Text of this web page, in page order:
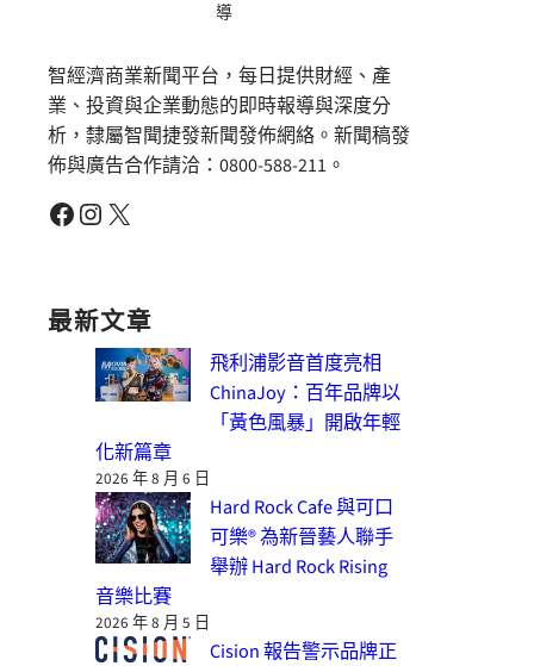
導
智經濟商業新聞平台，每日提供財經、產
業、投資與企業動態的即時報導與深度分
析，隸屬智聞捷發新聞發佈網絡。新聞稿發
佈與廣告合作請洽：0800-588-211。
Facebook Instagram X
最新文章
飛利浦影音首度亮相
ChinaJoy：百年品牌以
「黃色風暴」開啟年輕
化新篇章
2026 年 8 月 6 日
Hard Rock Cafe 與可口
可樂® 為新晉藝人聯手
舉辦 Hard Rock Rising
音樂比賽
2026 年 8 月 5 日
Cision 報告警示品牌正